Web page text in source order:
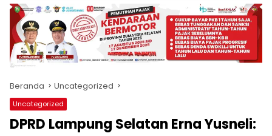
produk
antara
lain
mampu
menjadi
komunikasi
usaha
(beriklan),
fokus
Beranda Uncategorized
Uncategorized
DPRD Lampung Selatan Erna Yusneli: